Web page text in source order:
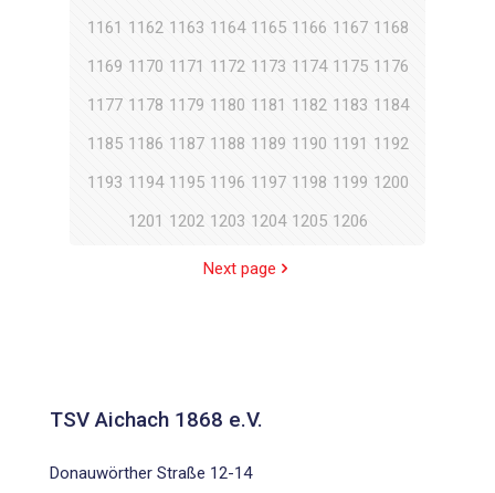
1161 1162 1163 1164 1165 1166 1167 1168
1169 1170 1171 1172 1173 1174 1175 1176
1177 1178 1179 1180 1181 1182 1183 1184
1185 1186 1187 1188 1189 1190 1191 1192
1193 1194 1195 1196 1197 1198 1199 1200
1201 1202 1203 1204 1205 1206
Next page
TSV Aichach 1868 e.V.
Donauwörther Straße 12-14